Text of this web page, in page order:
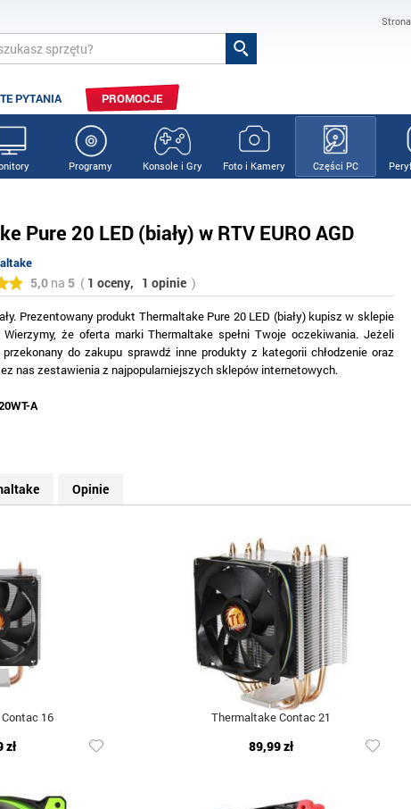
PYTANIA PROMOCJE
Programy Konsole i Gry Foto i Kamery Części PC
Pure 20 LED (biały) w RTV EURO AGD
5,0 na 5 ( 1 oceny, 1 opinie )
Prezentowany produkt Thermaltake Pure 20 LED (biały) kupisz w sklepie
Wierzymy, że oferta marki Thermaltake spełni Twoje oczekiwania. Jeżeli
do zakupu sprawdź inne produkty z kategorii chłodzenie oraz
nas zestawienia z najpopularniejszych sklepów internetowych.
A
Opinie
16
zł
Thermaltake Contac 21
89,99 zł